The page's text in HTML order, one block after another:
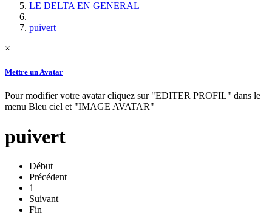
LE DELTA EN GENERAL
puivert
×
Mettre un Avatar
Pour modifier votre avatar cliquez sur "EDITER PROFIL" dans le
menu Bleu ciel et "IMAGE AVATAR"
puivert
Début
Précédent
1
Suivant
Fin